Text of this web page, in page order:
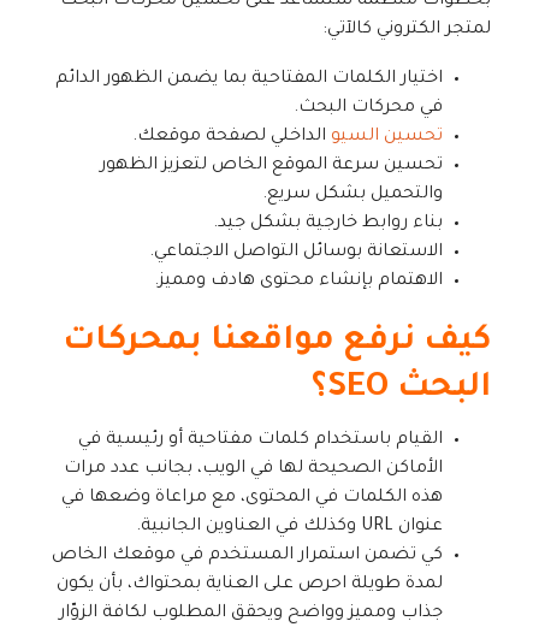
لمتجر الكتروني كالآتي:
اختيار الكلمات المفتاحية بما يضمن الظهور الدائم
في محركات البحث.
تحسين السيو الداخلي لصفحة موقعك.
تحسين سرعة الموقع الخاص لتعزيز الظهور
والتحميل بشكل سريع.
بناء روابط خارجية بشكل جيد.
الاستعانة بوسائل التواصل الاجتماعي.
الاهتمام بإنشاء محتوى هادف ومميز.
كيف نرفع مواقعنا بمحركات
البحث SEO؟
القيام باستخدام كلمات مفتاحية أو رئيسية في
الأماكن الصحيحة لها في الويب، بجانب عدد مرات
هذه الكلمات في المحتوى، مع مراعاة وضعها في
عنوان URL وكذلك في العناوين الجانبية.
كي تضمن استمرار المستخدم في موقعك الخاص
لمدة طويلة احرص على العناية بمحتواك، بأن يكون
جذاب ومميز وواضح ويحقق المطلوب لكافة الزوّار